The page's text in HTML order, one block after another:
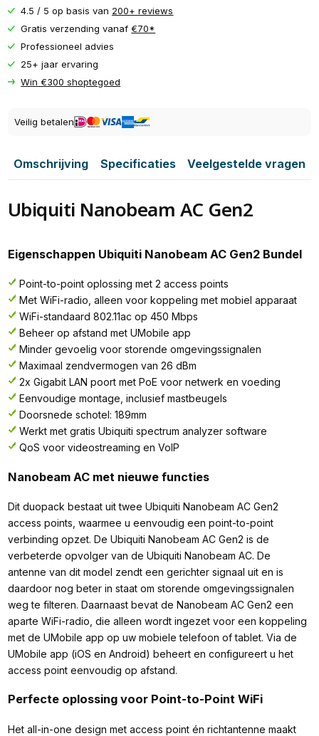
4.5 / 5 op basis van 200+ reviews
Gratis verzending vanaf€70*
Professioneel advies
25+ jaar ervaring
Win €300 shoptegoed
Veilig betalen
Omschrijving Specificaties Veelgestelde vragen
Ubiquiti Nanobeam AC Gen2
Eigenschappen Ubiquiti Nanobeam AC Gen2 Bundel
Point-to-point oplossing met 2 access points
Met WiFi-radio, alleen voor koppeling met mobiel apparaat
WiFi-standaard 802.11ac op 450 Mbps
Beheer op afstand met UMobile app
Minder gevoelig voor storende omgevingssignalen
Maximaal zendvermogen van 26 dBm
2x Gigabit LAN poort met PoE voor netwerk en voeding
Eenvoudige montage, inclusief mastbeugels
Doorsnede schotel: 189mm
Werkt met gratis Ubiquiti spectrum analyzer software
QoS voor videostreaming en VoIP
Nanobeam AC met nieuwe functies
Dit duopack bestaat uit twee Ubiquiti Nanobeam AC Gen2
access points, waarmee u eenvoudig een point-to-point
verbinding opzet. De Ubiquiti Nanobeam AC Gen2 is de
verbeterde opvolger van de Ubiquiti Nanobeam AC. De
antenne van dit model zendt een gerichter signaal uit en is
daardoor nog beter in staat om storende omgevingssignalen
weg te filteren. Daarnaast bevat de Nanobeam AC Gen2 een
aparte WiFi-radio, die alleen wordt ingezet voor een koppeling
met de UMobile app op uw mobiele telefoon of tablet. Via de
UMobile app (iOS en Android) beheert en configureert u het
access point eenvoudig op afstand.
Perfecte oplossing voor Point-to-Point WiFi
Het all-in-one design met access point én richtantenne maakt